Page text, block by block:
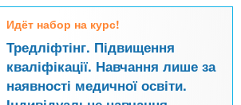
Идёт набор на курс!
Тредліфтінг. Підвищення
кваліфікації. Навчання лише за
наявності медичної освіти.